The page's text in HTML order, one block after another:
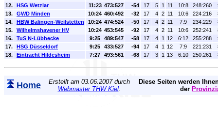
12.
HSG Wetzlar 11:23 473:527 -54 17 5 1 11 10:8 248:260
13.
GWD Minden 10:24 460:492 -32 17 4 2 11 10:6 224:216
14.
HBW Balingen-Weilstetten 10:24 474:524 -50 17 4 2 11 7:9 234:229
15.
Wilhelmshavener HV 10:24 453:545 -92 17 4 2 11 10:6 252:241
16.
TuS N-Lübbecke 9:25 489:547 -58 17 4 1 12 6:12 255:288
17.
HSG Düsseldorf 9:25 433:527 -94 17 4 1 12 7:9 221:231
18.
Eintracht Hildesheim 7:27 493:561 -68 17 3 1 13 6:10 250:261
Home
Erstellt am 03.06.2007 durch
Webmaster THW Kiel.
Diese Seiten werden
der